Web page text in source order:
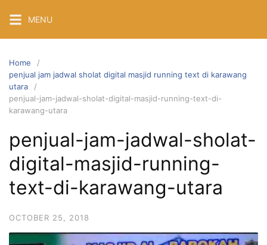
content
MENU
Home
penjual jam jadwal sholat digital masjid running text di karawang
utara
penjual-jam-jadwal-sholat-digital-masjid-running-text-di-
karawang-utara
penjual-jam-jadwal-sholat-
digital-masjid-running-
text-di-karawang-utara
OCTOBER 25, 2018